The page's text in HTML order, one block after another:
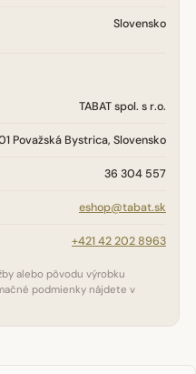
Slovensko
TABAT spol. s r.o.
Považská Bystrica, Slovensko
36 304 557
eshop@tabat.sk
+421 42 202 8963
alebo pôvodu výrobku
podmienky nájdete v